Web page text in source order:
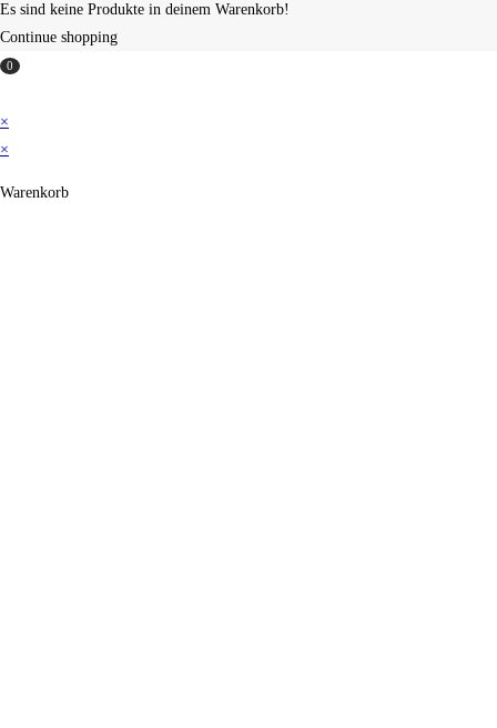
Es sind keine Produkte in deinem Warenkorb!
Continue shopping
0
×
×
Warenkorb